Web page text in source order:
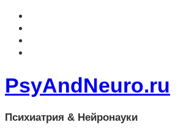
PsyAndNeuro.ru
Психиатрия & Нейронауки